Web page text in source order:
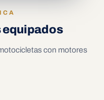
equipados
con motores